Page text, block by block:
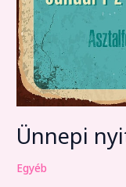
Ünnepi
Egyéb